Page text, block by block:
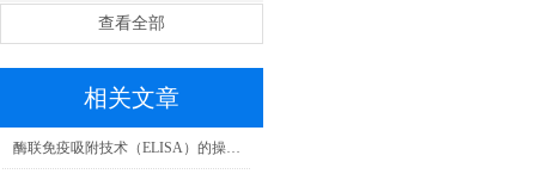
查看全部
相关文章
酶联免疫吸附技术（ELISA）的操作步骤